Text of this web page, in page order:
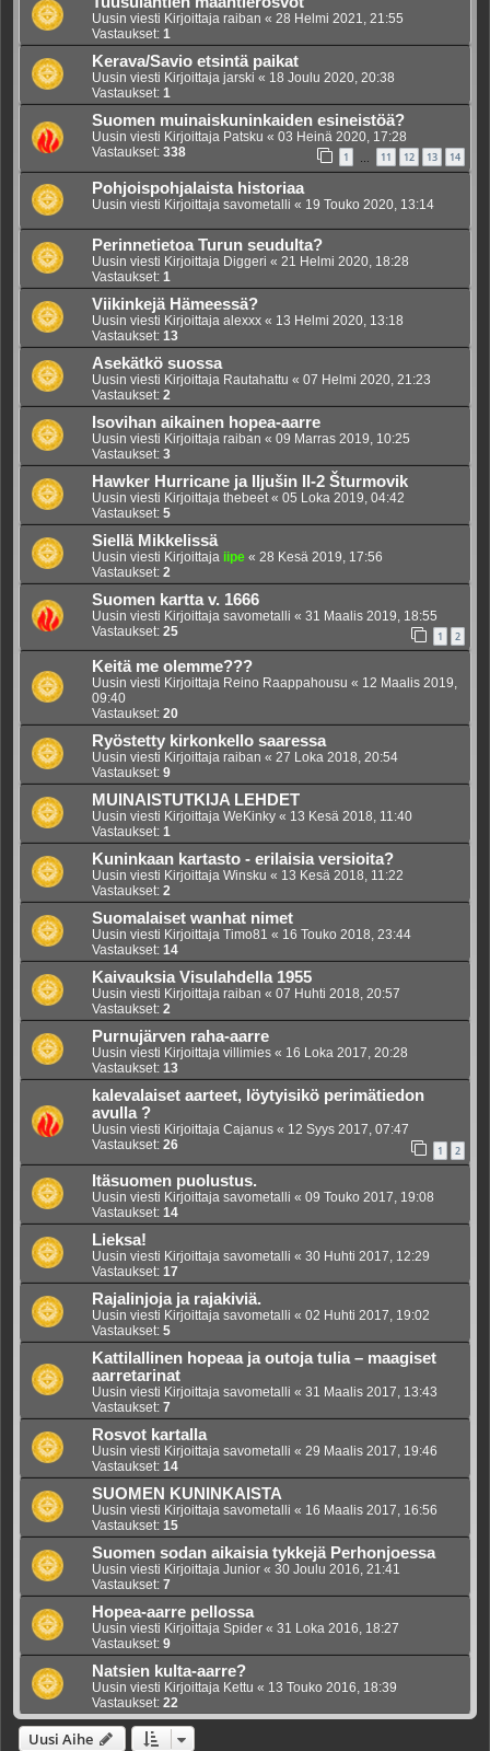
Uusin viesti Kirjoittaja raiban « 28 Helmi 2021, 21:55
Vastaukset: 1
Kerava/Savio etsintä paikat
Uusin viesti Kirjoittaja jarski « 18 Joulu 2020, 20:38
Vastaukset: 1
Suomen muinaiskuninkaiden esineistöä?
Uusin viesti Kirjoittaja Patsku « 03 Heinä 2020, 17:28
Vastaukset: 338 1 11 12 13 14
Pohjoispohjalaista historiaa
Uusin viesti Kirjoittaja savometalli « 19 Touko 2020, 13:14
Perinnetietoa Turun seudulta?
Uusin viesti Kirjoittaja Diggeri « 21 Helmi 2020, 18:28
Vastaukset: 1
Viikinkejä Hämeessä?
Uusin viesti Kirjoittaja alexxx « 13 Helmi 2020, 13:18
Vastaukset: 13
Asekätkö suossa
Uusin viesti Kirjoittaja Rautahattu « 07 Helmi 2020, 21:23
Vastaukset: 2
Isovihan aikainen hopea-aarre
Uusin viesti Kirjoittaja raiban « 09 Marras 2019, 10:25
Vastaukset: 3
Hawker Hurricane ja Iljušin Il-2 Šturmovik
Uusin viesti Kirjoittaja thebeet « 05 Loka 2019, 04:42
Vastaukset: 5
Siellä Mikkelissä
Uusin viesti Kirjoittaja iipe « 28 Kesä 2019, 17:56
Vastaukset: 2
Suomen kartta v. 1666
Uusin viesti Kirjoittaja savometalli « 31 Maalis 2019, 18:55
Vastaukset: 25 1 2
Keitä me olemme???
Uusin viesti Kirjoittaja Reino Raappahousu « 12 Maalis 2019,
09:40
Vastaukset: 20
Ryöstetty kirkonkello saaressa
Uusin viesti Kirjoittaja raiban « 27 Loka 2018, 20:54
Vastaukset: 9
MUINAISTUTKIJA LEHDET
Uusin viesti Kirjoittaja WeKinky « 13 Kesä 2018, 11:40
Vastaukset: 1
Kuninkaan kartasto - erilaisia versioita?
Uusin viesti Kirjoittaja Winsku « 13 Kesä 2018, 11:22
Vastaukset: 2
Suomalaiset wanhat nimet
Uusin viesti Kirjoittaja Timo81 « 16 Touko 2018, 23:44
Vastaukset: 14
Kaivauksia Visulahdella 1955
Uusin viesti Kirjoittaja raiban « 07 Huhti 2018, 20:57
Vastaukset: 2
Purnujärven raha-aarre
Uusin viesti Kirjoittaja villimies « 16 Loka 2017, 20:28
Vastaukset: 13
kalevalaiset aarteet, löytyisikö perimätiedon
avulla ?
Uusin viesti Kirjoittaja Cajanus « 12 Syys 2017, 07:47
Vastaukset: 26 1 2
Itäsuomen puolustus.
Uusin viesti Kirjoittaja savometalli « 09 Touko 2017, 19:08
Vastaukset: 14
Lieksa!
Uusin viesti Kirjoittaja savometalli « 30 Huhti 2017, 12:29
Vastaukset: 17
Rajalinjoja ja rajakiviä.
Uusin viesti Kirjoittaja savometalli « 02 Huhti 2017, 19:02
Vastaukset: 5
Kattilallinen hopeaa ja outoja tulia – maagiset
aarretarinat
Uusin viesti Kirjoittaja savometalli « 31 Maalis 2017, 13:43
Vastaukset: 7
Rosvot kartalla
Uusin viesti Kirjoittaja savometalli « 29 Maalis 2017, 19:46
Vastaukset: 14
SUOMEN KUNINKAISTA
Uusin viesti Kirjoittaja savometalli « 16 Maalis 2017, 16:56
Vastaukset: 15
Suomen sodan aikaisia tykkejä Perhonjoessa
Uusin viesti Kirjoittaja Junior « 30 Joulu 2016, 21:41
Vastaukset: 7
Hopea-aarre pellossa
Uusin viesti Kirjoittaja Spider « 31 Loka 2016, 18:27
Vastaukset: 9
Natsien kulta-aarre?
Uusin viesti Kirjoittaja Kettu « 13 Touko 2016, 18:39
Vastaukset: 22
Uusi Aihe